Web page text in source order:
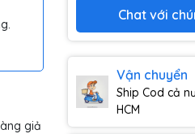
giả
Chat với
Vận chuyển
Ship Cod cả
HCM